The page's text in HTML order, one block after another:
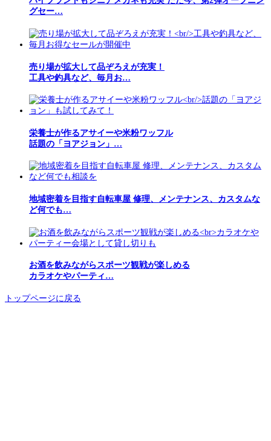
グセー…
売り場が拡大して品ぞろえが充実！
工具や釣具など、毎月お…
栄養士が作るアサイーや米粉ワッフル
話題の「ヨアジョン」…
地域密着を目指す自転車屋 修理、メンテナンス、カスタムな
ど何でも…
お酒を飲みながらスポーツ観戦が楽しめる
カラオケやパーティ…
トップページに戻る